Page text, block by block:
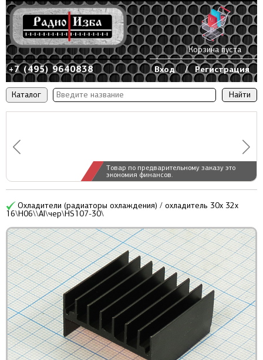
Каталог
Товар по предварительному заказу это
экономия финансов.
+7 (495) 9640838 Вход / Регистрация
Корзина пуста
Охладители (радиаторы охлаждения) / охладитель 30x 32x
16\H06\\Al\чер\HS107-30\